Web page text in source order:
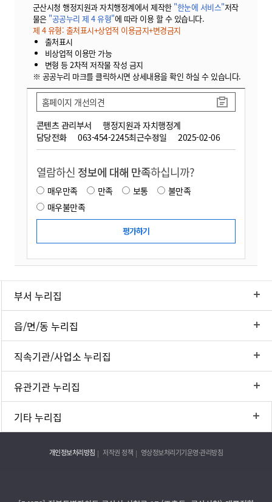
군산시청 행정지원과 자치행정계에서 제작한 "한눈에 서비스"저작
물은 "공공누리 제 4 유형"에 따라 이용 할 수 있습니다.
제 4 유형: 출처표시+상업적 이용금지+변경금지
출처표시
비상업적 이용만 가능
변형 등 2차적 저작물 작성 금지
※ 공공누리 마크를 클릭하시면 상세내용을 확인 하실 수 있습니다.
콘텐츠 관리부서
행정지원과 자치행정계
담당전화
063-454-2245최근수정일 2025-02-06
홈페이지 개선의견
열람하신 정보에 대해 만족하십니까?
매우만족 만족 보통
불만족
매우불만족
부서 누리집
읍/면/동 누리집
직속기관/사업소 누리집
유관기관 누리집
기타 누리집
개인정보처리방침 저작권 정책 영상정보처리기기운영·관리방침